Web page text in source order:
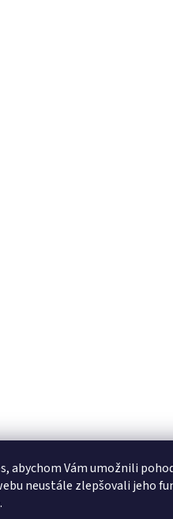
abychom Vám umožnili
neustále zlepšovali jeho
.